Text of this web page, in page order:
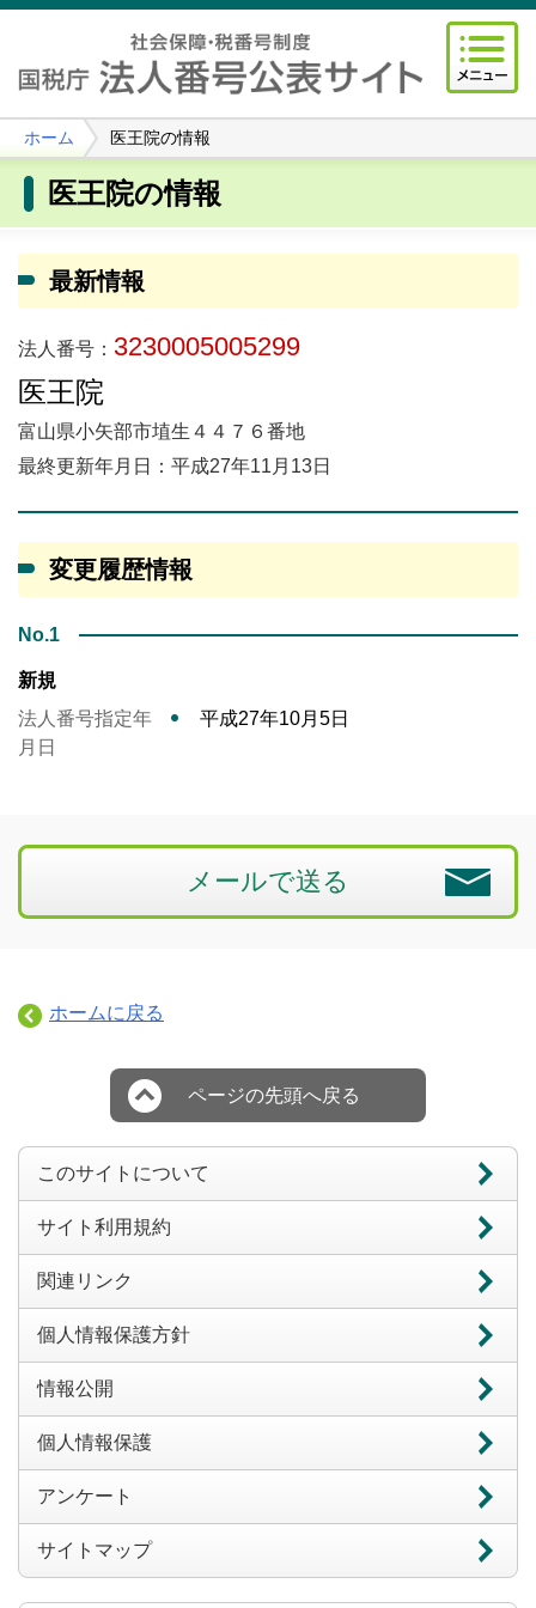
ホーム 医王院の情報
医王院の情報
最新情報
法人番号： 3230005005299
医王院
富山県小矢部市埴生４４７６番地
最終更新年月日：平成27年11月13日
変更履歴情報
No.1
新規
法人番号指定年
月日
平成27年10月5日
メールで送る
ホームに戻る
ページの先頭へ戻る
このサイトについて
サイト利用規約
関連リンク
個人情報保護方針
情報公開
個人情報保護
アンケート
サイトマップ